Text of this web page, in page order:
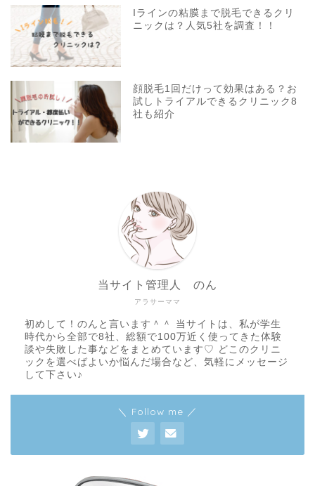
Iラインの粘膜まで脱毛できるクリ
ニックは？人気5社を調査！！
顔脱毛1回だけって効果はある？お
試しトライアルできるクリニック8
社も紹介
アラサーママ
当サイト管理人 のん
初めして！のんと言います＾＾ 当サイトは、私が学生
時代から全部で8社、総額で100万近く使ってきた体験
談や失敗した事などをまとめています♡ どこのクリニ
ックを選べばよいか悩んだ場合など、気軽にメッセージ
して下さい♪
＼ Follow me ／